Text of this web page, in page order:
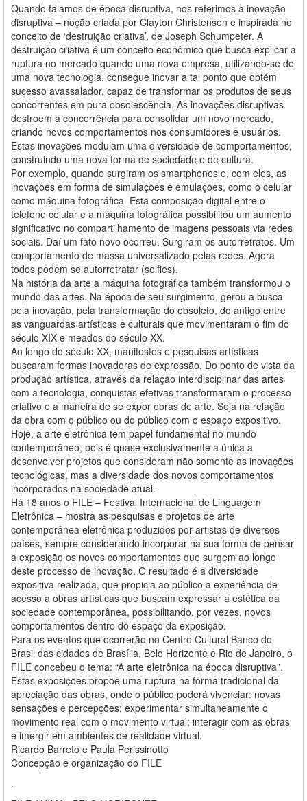
Quando falamos de época disruptiva, nos referimos à inovação
disruptiva – noção criada por Clayton Christensen e inspirada no
conceito de ‘destruição criativa’, de Joseph Schumpeter. A
destruição criativa é um conceito econômico que busca explicar a
ruptura no mercado quando uma nova empresa, utilizando-se de
uma nova tecnologia, consegue inovar a tal ponto que obtém
sucesso avassalador, capaz de transformar os produtos de seus
concorrentes em pura obsolescência. As inovações disruptivas
destroem a concorrência para consolidar um novo mercado,
criando novos comportamentos nos consumidores e usuários.
Estas inovações modulam uma diversidade de comportamentos,
construindo uma nova forma de sociedade e de cultura.
Por exemplo, quando surgiram os smartphones e, com eles, as
inovações em forma de simulações e emulações, como o celular
como máquina fotográfica. Esta composição digital entre o
telefone celular e a máquina fotográfica possibilitou um aumento
significativo no compartilhamento de imagens pessoais via redes
sociais. Daí um fato novo ocorreu. Surgiram os autorretratos. Um
comportamento de massa universalizado pelas redes. Agora
todos podem se autorretratar (selfies).
Na história da arte a máquina fotográfica também transformou o
mundo das artes. Na época de seu surgimento, gerou a busca
pela inovação, pela transformação do obsoleto, do antigo entre
as vanguardas artísticas e culturais que movimentaram o fim do
século XIX e meados do século XX.
Ao longo do século XX, manifestos e pesquisas artísticas
buscaram formas inovadoras de expressão. Do ponto de vista da
produção artística, através da relação interdisciplinar das artes
com a tecnologia, conquistas efetivas transformaram o processo
criativo e a maneira de se expor obras de arte. Seja na relação
da obra com o público ou do público com o espaço expositivo.
Hoje, a arte eletrônica tem papel fundamental no mundo
contemporâneo, pois é quase exclusivamente a única a
desenvolver projetos que consideram não somente as inovações
tecnológicas, mas a diversidade dos novos comportamentos
incorporados na sociedade atual.
Há 18 anos o FILE – Festival Internacional de Linguagem
Eletrônica – mostra as pesquisas e projetos de arte
contemporânea eletrônica produzidos por artistas de diversos
países, sempre considerando incorporar na sua forma de pensar
a exposição os novos comportamentos que surgem ao longo
deste processo de inovação. O resultado é a diversidade
expositiva realizada, que propicia ao público a experiência de
acesso a obras artísticas que buscam expressar a estética da
sociedade contemporânea, possibilitando, por vezes, novos
comportamentos dentro do espaço da exposição.
Para os eventos que ocorrerão no Centro Cultural Banco do
Brasil das cidades de Brasília, Belo Horizonte e Rio de Janeiro, o
FILE concebeu o tema: “A arte eletrônica na época disruptiva”.
Estas exposições propõe uma ruptura na forma tradicional da
apreciação das obras, onde o público poderá vivenciar: novas
sensações e percepções; experimentar simultaneamente o
movimento real com o movimento virtual; interagir com as obras
e imergir em ambientes de realidade virtual.
Ricardo Barreto e Paula Perissinotto
Concepção e organização do FILE
.